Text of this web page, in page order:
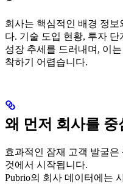
회사는 핵심적인 배경 정보
다. 기술 도입 현황, 투자
성장 추세를 드러내며, 이
착하기 어렵습니다.
왜 먼저 회사를 중
효과적인 잠재 고객 발굴은
것에서 시작됩니다.
Pubrio의 회사 데이터에는